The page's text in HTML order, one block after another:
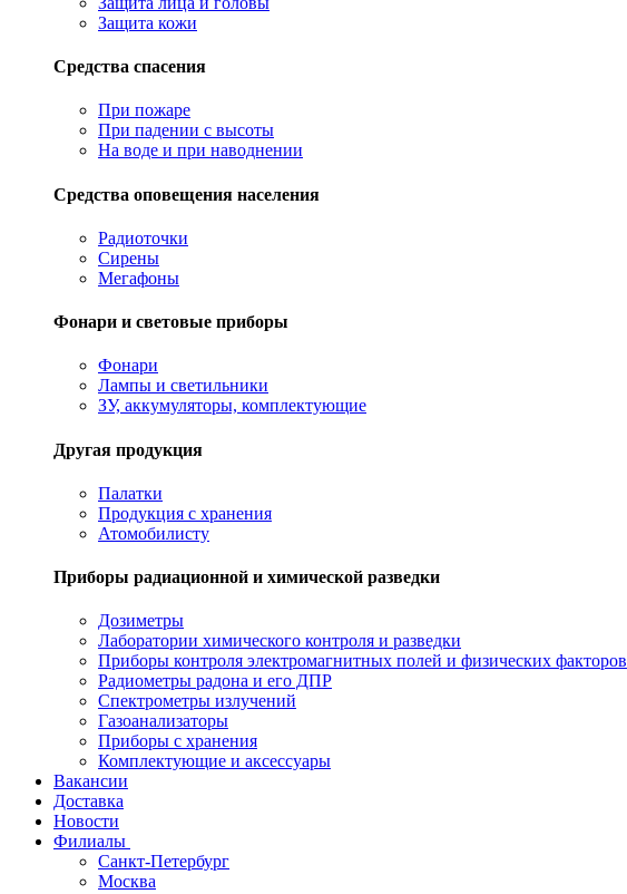
Защита кожи
Средства спасения
При пожаре
При падении с высоты
На воде и при наводнении
Средства оповещения населения
Радиоточки
Сирены
Мегафоны
Фонари и световые приборы
Фонари
Лампы и светильники
ЗУ, аккумуляторы, комплектующие
Другая продукция
Палатки
Продукция с хранения
Атомобилисту
Приборы радиационной и химической разведки
Дозиметры
Лаборатории химического контроля и разведки
Приборы контроля электромагнитных полей и физических факторов
Радиометры радона и его ДПР
Спектрометры излучений
Газоанализаторы
Приборы с хранения
Комплектующие и аксессуары
Вакансии
Доставка
Новости
Филиалы
Санкт-Петербург
Москва